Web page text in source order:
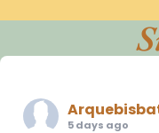
5 days ago